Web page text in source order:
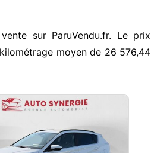
sur ParuVendu.fr. Le prix
moyen de 26 576,44